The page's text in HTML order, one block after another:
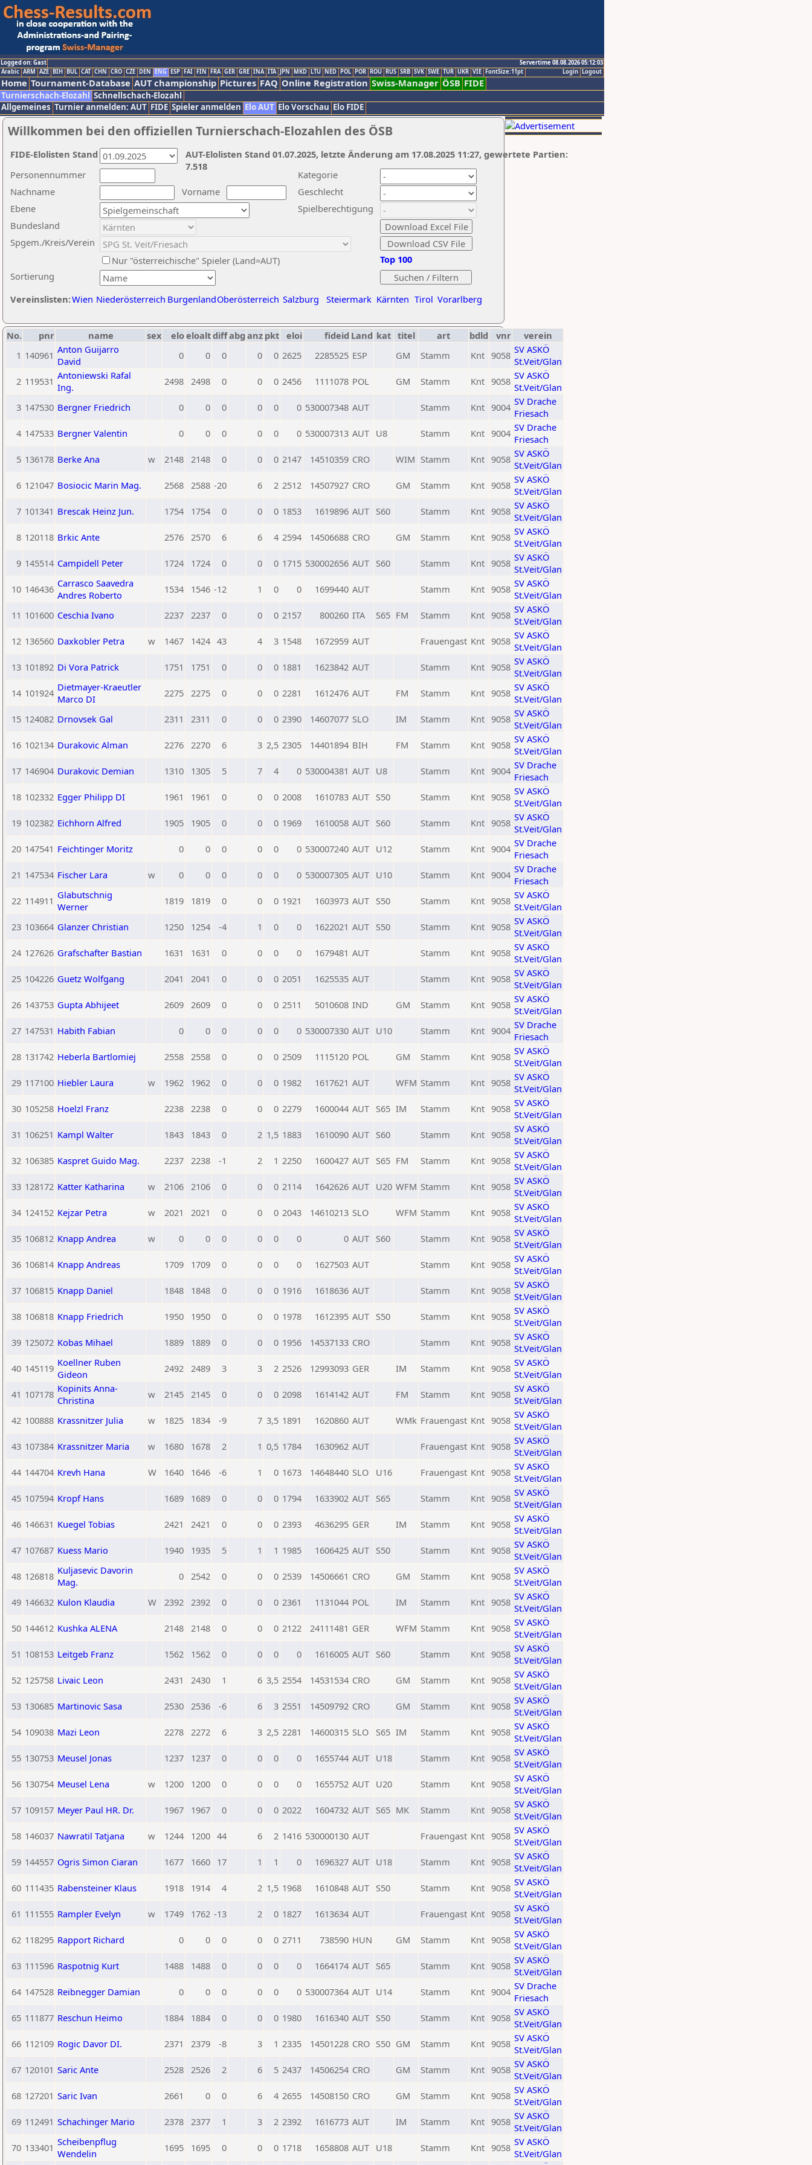
Logged on: Gast
Servertime 08.08.2026 05:12:03
Logout
Login
Arabic ARM AZE BIH BUL CAT CHN CRO CZE DEN ENG ESP FAI FIN FRA GER GRE INA ITA JPN MKD LTU NED POL POR ROU RUS SRB SVK SWE TUR UKR VIE FontSize:11pt
Home Tournament-Database AUT championship Pictures FAQ Online Registration Swiss-Manager ÖSB FIDE
Turnierschach-Elozahl Schnellschach-Elozahl
Allgemeines Turnier anmelden: AUT FIDE Spieler anmelden Elo AUT Elo Vorschau Elo FIDE
Willkommen bei den offiziellen Turnierschach-Elozahlen des ÖSB
Nachname
Vorname
Ebene
Kategorie
Sortierung
Personennummer
Bundesland
Spgem./Kreis/Verein
Geschlecht
Nur "österreichische" Spieler (Land=AUT)
Spielberechtigung
Vereinslisten:Wien Niederösterreich BurgenlandOberösterreich Salzburg Steiermark Kärnten Tirol Vorarlberg
Top 100
AUT-Elolisten Stand 01.07.2025, letzte Änderung am 17.08.2025 11:27, gewertete Partien:
7.518
FIDE-Elolisten Stand
No. pnr name sex eloeloaltdiffabg anz pkt eloi fideid Land kat titel art bdld vnr
verein
1 140961 Anton Guijarro
David
0 0 0 0 0 2625 2285525 ESP GM Stamm Knt 9058 SV ASKÖ
St.Veit/Glan
2 119531 Antoniewski Rafal
Ing.
2498 2498 0 0 0 2456 1111078 POL GM Stamm Knt 9058 SV ASKÖ
St.Veit/Glan
3 147530 Bergner Friedrich 0 0 0 0 0 0 530007348 AUT Stamm Knt 9004 SV Drache
Friesach
4 147533 Bergner Valentin 0 0 0 0 0 0 530007313 AUT U8 Stamm Knt 9004 SV Drache
Friesach
5 136178 Berke Ana w 2148 2148 0 0 0 2147 14510359 CRO WIM Stamm Knt 9058 SV ASKÖ
St.Veit/Glan
6 121047 Bosiocic Marin Mag. 2568 2588 -20 6 2 2512 14507927 CRO GM Stamm Knt 9058 SV ASKÖ
St.Veit/Glan
7 101341 Brescak Heinz Jun. 1754 1754 0 0 0 1853 1619896 AUT S60 Stamm Knt 9058 SV ASKÖ
St.Veit/Glan
8 120118 Brkic Ante 2576 2570 6 6 4 2594 14506688 CRO GM Stamm Knt 9058 SV ASKÖ
St.Veit/Glan
9 145514 Campidell Peter 1724 1724 0 0 0 1715 530002656 AUT S60 Stamm Knt 9058 SV ASKÖ
St.Veit/Glan
10 146436 Carrasco Saavedra
Andres Roberto
1534 1546 -12 1 0 0 1699440 AUT Stamm Knt 9058 SV ASKÖ
St.Veit/Glan
11 101600 Ceschia Ivano 2237 2237 0 0 0 2157 800260 ITA S65 FM Stamm Knt 9058 SV ASKÖ
St.Veit/Glan
12 136560 Daxkobler Petra w 1467 1424 43 4 3 1548 1672959 AUT Frauengast Knt 9058 SV ASKÖ
St.Veit/Glan
13 101892 Di Vora Patrick 1751 1751 0 0 0 1881 1623842 AUT Stamm Knt 9058 SV ASKÖ
St.Veit/Glan
14 101924 Dietmayer-Kraeutler
Marco DI
2275 2275 0 0 0 2281 1612476 AUT FM Stamm Knt 9058 SV ASKÖ
St.Veit/Glan
15 124082 Drnovsek Gal 2311 2311 0 0 0 2390 14607077 SLO IM Stamm Knt 9058 SV ASKÖ
St.Veit/Glan
16 102134 Durakovic Alman 2276 2270 6 3 2,5 2305 14401894 BIH FM Stamm Knt 9058 SV ASKÖ
St.Veit/Glan
17 146904 Durakovic Demian 1310 1305 5 7 4 0 530004381 AUT U8 Stamm Knt 9004 SV Drache
Friesach
18 102332 Egger Philipp DI 1961 1961 0 0 0 2008 1610783 AUT S50 Stamm Knt 9058 SV ASKÖ
St.Veit/Glan
19 102382 Eichhorn Alfred 1905 1905 0 0 0 1969 1610058 AUT S60 Stamm Knt 9058 SV ASKÖ
St.Veit/Glan
20 147541 Feichtinger Moritz 0 0 0 0 0 0 530007240 AUT U12 Stamm Knt 9004 SV Drache
Friesach
21 147534 Fischer Lara w 0 0 0 0 0 0 530007305 AUT U10 Stamm Knt 9004 SV Drache
Friesach
22 114911 Glabutschnig
Werner
1819 1819 0 0 0 1921 1603973 AUT S50 Stamm Knt 9058 SV ASKÖ
St.Veit/Glan
23 103664 Glanzer Christian 1250 1254 -4 1 0 0 1622021 AUT S50 Stamm Knt 9058 SV ASKÖ
St.Veit/Glan
24 127626 Grafschafter Bastian 1631 1631 0 0 0 0 1679481 AUT Stamm Knt 9058 SV ASKÖ
St.Veit/Glan
25 104226 Guetz Wolfgang 2041 2041 0 0 0 2051 1625535 AUT Stamm Knt 9058 SV ASKÖ
St.Veit/Glan
26 143753 Gupta Abhijeet 2609 2609 0 0 0 2511 5010608 IND GM Stamm Knt 9058 SV ASKÖ
St.Veit/Glan
27 147531 Habith Fabian 0 0 0 0 0 0 530007330 AUT U10 Stamm Knt 9004 SV Drache
Friesach
28 131742 Heberla Bartlomiej 2558 2558 0 0 0 2509 1115120 POL GM Stamm Knt 9058 SV ASKÖ
St.Veit/Glan
29 117100 Hiebler Laura w 1962 1962 0 0 0 1982 1617621 AUT WFM Stamm Knt 9058 SV ASKÖ
St.Veit/Glan
30 105258 Hoelzl Franz 2238 2238 0 0 0 2279 1600044 AUT S65 IM Stamm Knt 9058 SV ASKÖ
St.Veit/Glan
31 106251 Kampl Walter 1843 1843 0 2 1,5 1883 1610090 AUT S60 Stamm Knt 9058 SV ASKÖ
St.Veit/Glan
32 106385 Kaspret Guido Mag. 2237 2238 -1 2 1 2250 1600427 AUT S65 FM Stamm Knt 9058 SV ASKÖ
St.Veit/Glan
33 128172 Katter Katharina w 2106 2106 0 0 0 2114 1642626 AUT U20 WFM Stamm Knt 9058 SV ASKÖ
St.Veit/Glan
34 124152 Kejzar Petra w 2021 2021 0 0 0 2043 14610213 SLO WFM Stamm Knt 9058 SV ASKÖ
St.Veit/Glan
35 106812 Knapp Andrea w 0 0 0 0 0 0 0 AUT S60 Stamm Knt 9058 SV ASKÖ
St.Veit/Glan
36 106814 Knapp Andreas 1709 1709 0 0 0 0 1627503 AUT Stamm Knt 9058 SV ASKÖ
St.Veit/Glan
37 106815 Knapp Daniel 1848 1848 0 0 0 1916 1618636 AUT Stamm Knt 9058 SV ASKÖ
St.Veit/Glan
38 106818 Knapp Friedrich 1950 1950 0 0 0 1978 1612395 AUT S50 Stamm Knt 9058 SV ASKÖ
St.Veit/Glan
39 125072 Kobas Mihael 1889 1889 0 0 0 1956 14537133 CRO Stamm Knt 9058 SV ASKÖ
St.Veit/Glan
40 145119 Koellner Ruben
Gideon
2492 2489 3 3 2 2526 12993093 GER IM Stamm Knt 9058 SV ASKÖ
St.Veit/Glan
41 107178 Kopinits Anna-
Christina
w 2145 2145 0 0 0 2098 1614142 AUT FM Stamm Knt 9058 SV ASKÖ
St.Veit/Glan
42 100888 Krassnitzer Julia w 1825 1834 -9 7 3,5 1891 1620860 AUT WMk Frauengast Knt 9058 SV ASKÖ
St.Veit/Glan
43 107384 Krassnitzer Maria w 1680 1678 2 1 0,5 1784 1630962 AUT Frauengast Knt 9058 SV ASKÖ
St.Veit/Glan
44 144704 Krevh Hana W 1640 1646 -6 1 0 1673 14648440 SLO U16 Frauengast Knt 9058 SV ASKÖ
St.Veit/Glan
45 107594 Kropf Hans 1689 1689 0 0 0 1794 1633902 AUT S65 Stamm Knt 9058 SV ASKÖ
St.Veit/Glan
46 146631 Kuegel Tobias 2421 2421 0 0 0 2393 4636295 GER IM Stamm Knt 9058 SV ASKÖ
St.Veit/Glan
47 107687 Kuess Mario 1940 1935 5 1 1 1985 1606425 AUT S50 Stamm Knt 9058 SV ASKÖ
St.Veit/Glan
48 126818 Kuljasevic Davorin
Mag.
0 2542 0 0 0 2539 14506661 CRO GM Stamm Knt 9058 SV ASKÖ
St.Veit/Glan
49 146632 Kulon Klaudia W 2392 2392 0 0 0 2361 1131044 POL IM Stamm Knt 9058 SV ASKÖ
St.Veit/Glan
50 144612 Kushka ALENA 2148 2148 0 0 0 2122 24111481 GER WFM Stamm Knt 9058 SV ASKÖ
St.Veit/Glan
51 108153 Leitgeb Franz 1562 1562 0 0 0 0 1616005 AUT S60 Stamm Knt 9058 SV ASKÖ
St.Veit/Glan
52 125758 Livaic Leon 2431 2430 1 6 3,5 2554 14531534 CRO GM Stamm Knt 9058 SV ASKÖ
St.Veit/Glan
53 130685 Martinovic Sasa 2530 2536 -6 6 3 2551 14509792 CRO GM Stamm Knt 9058 SV ASKÖ
St.Veit/Glan
54 109038 Mazi Leon 2278 2272 6 3 2,5 2281 14600315 SLO S65 IM Stamm Knt 9058 SV ASKÖ
St.Veit/Glan
55 130753 Meusel Jonas 1237 1237 0 0 0 0 1655744 AUT U18 Stamm Knt 9058 SV ASKÖ
St.Veit/Glan
56 130754 Meusel Lena w 1200 1200 0 0 0 0 1655752 AUT U20 Stamm Knt 9058 SV ASKÖ
St.Veit/Glan
57 109157 Meyer Paul HR. Dr. 1967 1967 0 0 0 2022 1604732 AUT S65 MK Stamm Knt 9058 SV ASKÖ
St.Veit/Glan
58 146037 Nawratil Tatjana w 1244 1200 44 6 2 1416 530000130 AUT Frauengast Knt 9058 SV ASKÖ
St.Veit/Glan
59 144557 Ogris Simon Ciaran 1677 1660 17 1 1 0 1696327 AUT U18 Stamm Knt 9058 SV ASKÖ
St.Veit/Glan
60 111435 Rabensteiner Klaus 1918 1914 4 2 1,5 1968 1610848 AUT S50 Stamm Knt 9058 SV ASKÖ
St.Veit/Glan
61 111555 Rampler Evelyn w 1749 1762 -13 2 0 1827 1613634 AUT Frauengast Knt 9058 SV ASKÖ
St.Veit/Glan
62 118295 Rapport Richard 0 0 0 0 0 2711 738590 HUN GM Stamm Knt 9058 SV ASKÖ
St.Veit/Glan
63 111596 Raspotnig Kurt 1488 1488 0 0 0 0 1664174 AUT S65 Stamm Knt 9058 SV ASKÖ
St.Veit/Glan
64 147528 Reibnegger Damian 0 0 0 0 0 0 530007364 AUT U14 Stamm Knt 9004 SV Drache
Friesach
65 111877 Reschun Heimo 1884 1884 0 0 0 1980 1616340 AUT S50 Stamm Knt 9058 SV ASKÖ
St.Veit/Glan
66 112109 Rogic Davor DI. 2371 2379 -8 3 1 2335 14501228 CRO S50 GM Stamm Knt 9058 SV ASKÖ
St.Veit/Glan
67 120101 Saric Ante 2528 2526 2 6 5 2437 14506254 CRO GM Stamm Knt 9058 SV ASKÖ
St.Veit/Glan
68 127201 Saric Ivan 2661 0 0 6 4 2655 14508150 CRO GM Stamm Knt 9058 SV ASKÖ
St.Veit/Glan
69 112491 Schachinger Mario 2378 2377 1 3 2 2392 1616773 AUT IM Stamm Knt 9058 SV ASKÖ
St.Veit/Glan
70 133401 Scheibenpflug
Wendelin
1695 1695 0 0 0 1718 1658808 AUT U18 Stamm Knt 9058 SV ASKÖ
St.Veit/Glan